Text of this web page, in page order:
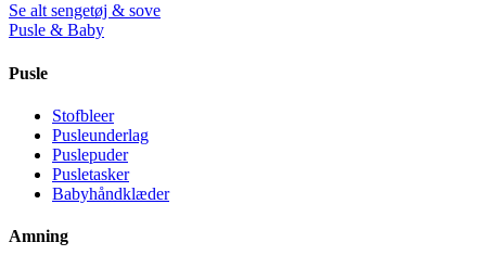
Se alt sengetøj & sove
Pusle & Baby
Pusle
Stofbleer
Pusleunderlag
Puslepuder
Pusletasker
Babyhåndklæder
Amning